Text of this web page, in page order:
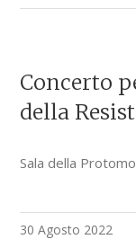
Concerto
della
Sala della
30 Agosto 2022